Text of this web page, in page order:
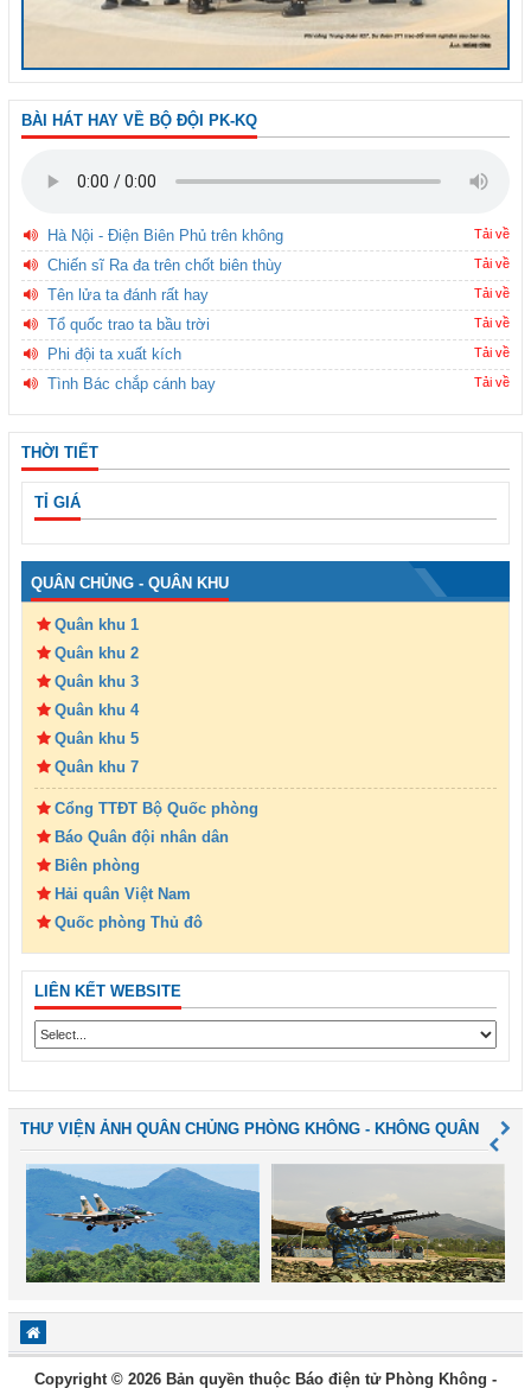
BÀI HÁT HAY VỀ BỘ ĐỘI PK-KQ
Hà Nội - Điện Biên Phủ trên không Tải về
Chiến sĩ Ra đa trên chốt biên thùy Tải về
Tên lửa ta đánh rất hay Tải về
Tổ quốc trao ta bầu trời Tải về
Phi đội ta xuất kích Tải về
Tình Bác chắp cánh bay Tải về
THỜI TIẾT
TỈ GIÁ
QUÂN CHỦNG - QUÂN KHU
Quân khu 1
Quân khu 2
Quân khu 3
Quân khu 4
Quân khu 5
Quân khu 7
Cổng TTĐT Bộ Quốc phòng
Báo Quân đội nhân dân
Biên phòng
Hải quân Việt Nam
Quốc phòng Thủ đô
LIÊN KẾT WEBSITE
THƯ VIỆN ẢNH QUÂN CHỦNG PHÒNG KHÔNG - KHÔNG QUÂN
Copyright © 2026 Bản quyền thuộc Báo điện tử Phòng Không -